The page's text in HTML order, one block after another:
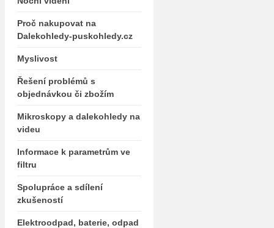
Proč nakupovat na
Dalekohledy-puskohledy.cz
Myslivost
Řešení problémů s
objednávkou či zbožím
Mikroskopy a dalekohledy na
videu
Informace k parametrům ve
filtru
Spolupráce a sdílení
zkušeností
Elektroodpad, baterie, odpad